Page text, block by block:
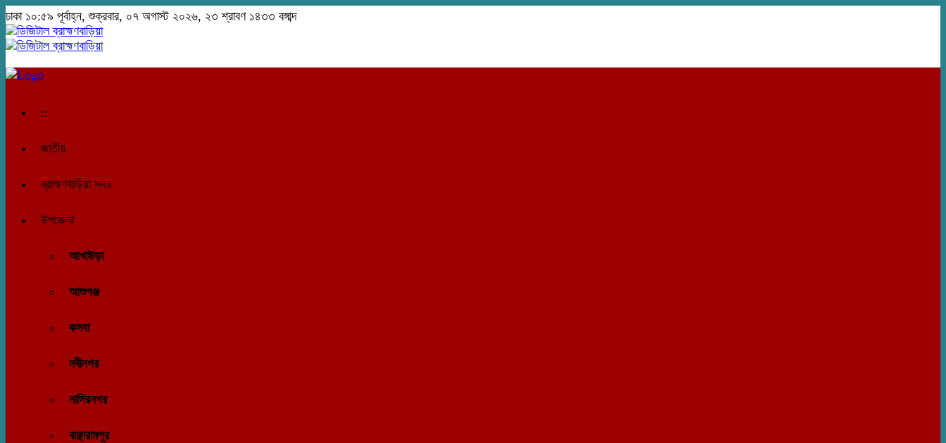
ঢাকা ১০:৫৯ পূর্বাহ্ন, শুক্রবার, ০৭ অগাস্ট ২০২৬, ২৩ শ্রাবণ ১৪৩৩ বঙ্গাব্দ
::
জাতীয়
ব্রাহ্মণবাড়িয়া সদর
উপজেলা
আখাউড়া
আশুগঞ্জ
কসবা
নবীনগর
নাসিরনগর
বাঞ্ছারামপুর